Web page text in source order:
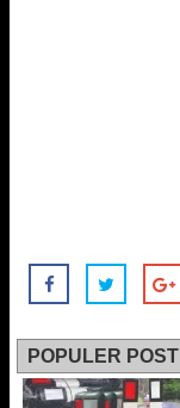
POPULER POST